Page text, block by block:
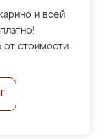
и всей
стоимости